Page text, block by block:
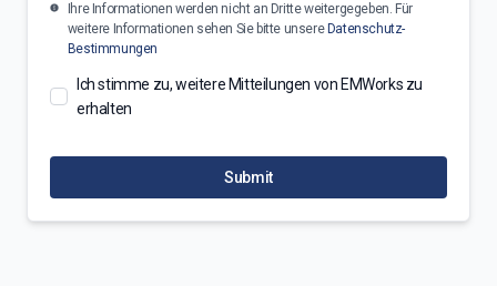
Ihre Informationen werden nicht an Dritte weitergegeben. Für
weitere Informationen sehen Sie bitte unsere Datenschutz-
Bestimmungen
Ich stimme zu, weitere Mitteilungen von EMWorks zu
erhalten
Submit